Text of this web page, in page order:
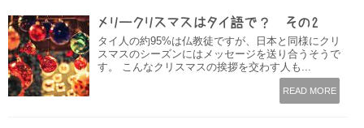
メリークリスマスはタイ語で？ その2
タイ人の約95%は仏教徒ですが、日本と同様にクリ
スマスのシーズンにはメッセージを送り合うそうで
す。 こんなクリスマスの挨拶を交わす人も...
READ MORE